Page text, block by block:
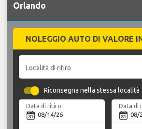
Orlando
NOLEGGIO AUTO DI VALORE
Località di ritiro
Riconsegna nella stessa località
Data di ritiro Data di